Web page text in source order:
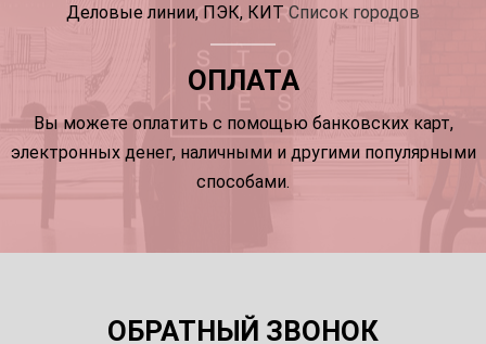
Деловые линии, ПЭК, КИТ Список городов
ОПЛАТА
Вы можете оплатить с помощью банковских карт,
электронных денег, наличными и другими популярными
способами.
ОБРАТНЫЙ ЗВОНОК